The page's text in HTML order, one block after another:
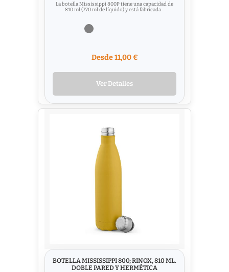
La botella Mississippi 800P tiene una capacidad de
810 ml (770 ml de líquido) y está fabricada...
Desde 11,00 €
Ver Detalles
BOTELLA MISSISSIPPI 800; RINOX, 810 ML.
DOBLE PARED Y HERMÉTICA